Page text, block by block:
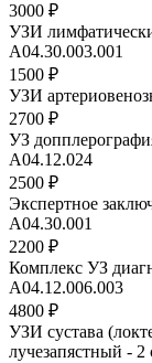
3000 ₽
УЗИ
A04.30.003.001
1500 ₽
УЗИ
2700 ₽
УЗ
A04.12.024
2500 ₽
Экспертное
А04.30.001
2200 ₽
Комплекс УЗ
А04.12.006.003
4800 ₽
УЗИ сустава
лучезапястный -